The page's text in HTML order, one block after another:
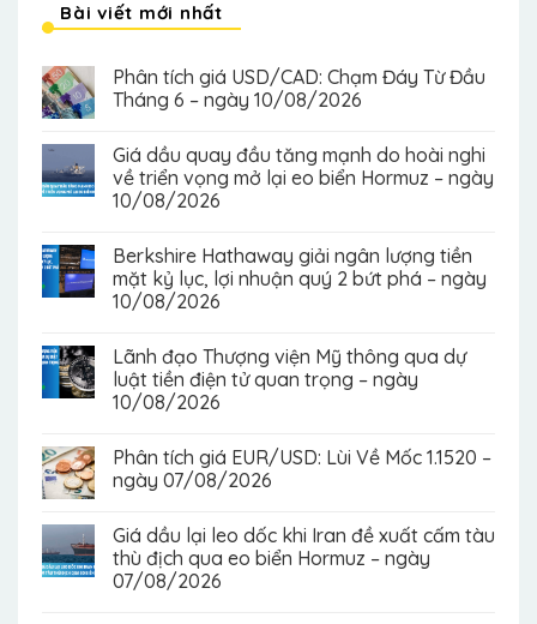
Bài viết mới nhất
Phân tích giá USD/CAD: Chạm Đáy Từ Đầu
Tháng 6 – ngày 10/08/2026
Giá dầu quay đầu tăng mạnh do hoài nghi
về triển vọng mở lại eo biển Hormuz – ngày
10/08/2026
Berkshire Hathaway giải ngân lượng tiền
mặt kỷ lục, lợi nhuận quý 2 bứt phá – ngày
10/08/2026
Lãnh đạo Thượng viện Mỹ thông qua dự
luật tiền điện tử quan trọng – ngày
10/08/2026
Phân tích giá EUR/USD: Lùi Về Mốc 1.1520 –
ngày 07/08/2026
Giá dầu lại leo dốc khi Iran đề xuất cấm tàu
thù địch qua eo biển Hormuz – ngày
07/08/2026